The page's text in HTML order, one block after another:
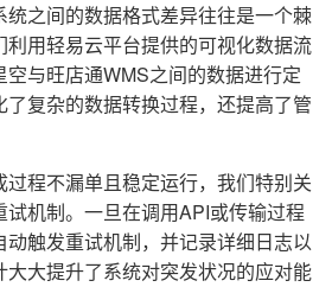
之间的数据格式差异往往是一个棘
用轻易云平台提供的可视化数据流
与旺店通WMS之间的数据进行定
复杂的数据转换过程，还提高了管
程不漏单且稳定运行，我们特别关
机制。一旦在调用API或传输过程
触发重试机制，并记录详细日志以
大提升了系统对突发状况的应对能